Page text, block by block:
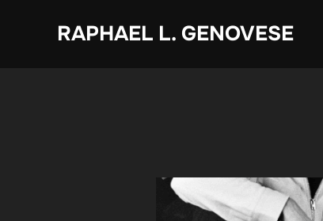
RAPHAEL L. GENOVESE